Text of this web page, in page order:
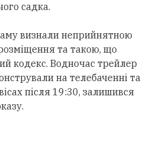
садка.
визнали неприйнятною
та такою, що
кодекс. Водночас трейлер
на телебаченні та
після 19:30, залишився